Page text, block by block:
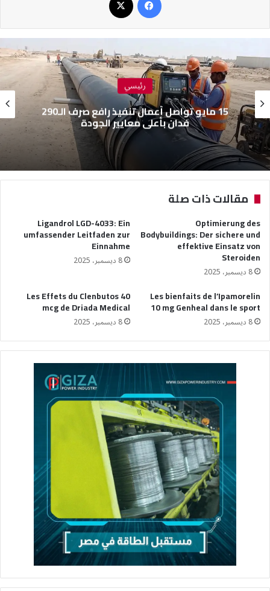
رئيسي
15 مايو تواصل أعمال تنفيذ رافع صرف الـ290
فدان بأعلى معايير الجودة
مقالات ذات صلة
Optimierung des
Bodybuildings: Der sichere und
effektive Einsatz von
Steroiden
8 ديسمبر، 2025
Ligandrol LGD-4033: Ein
umfassender Leitfaden zur
Einnahme
8 ديسمبر، 2025
Les bienfaits de l’Ipamorelin
10 mg Genheal dans le sport
8 ديسمبر، 2025
Les Effets du Clenbutos 40
mcg de Driada Medical
8 ديسمبر، 2025